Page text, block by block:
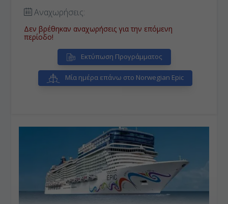
Αναχωρήσεις:
Δεν βρέθηκαν αναχωρήσεις για την επόμενη
περίοδο!
Εκτύπωση Προγράμματος
Μία ημέρα επάνω στο Norwegian Epic